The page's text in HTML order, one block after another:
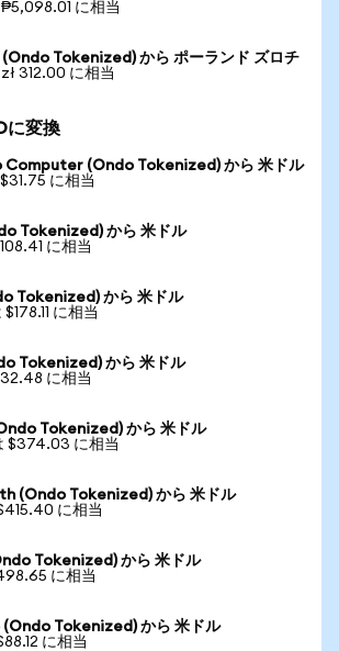
に相当
Tokenized) から ポーランド ズロチ
312.00 に相当
に変換
Computer (Ondo Tokenized) から 米ドル
に相当
Tokenized) から 米ドル
に相当
Tokenized) から 米ドル
に相当
Tokenized) から 米ドル
に相当
Tokenized) から 米ドル
$374.03 に相当
(Ondo Tokenized) から 米ドル
に相当
Tokenized) から 米ドル
に相当
Tokenized) から 米ドル
に相当